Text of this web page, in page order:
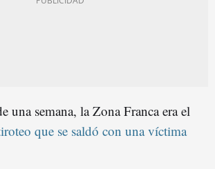
una semana, la Zona Franca era el
que se saldó con una víctima